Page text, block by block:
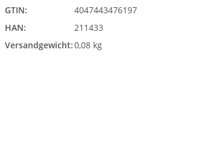
GTIN:
4047443476197
HAN:
211433
Versandgewicht:0,08 kg